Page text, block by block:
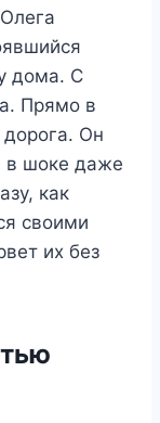
дома. С
Прямо в
Он
в шоке даже
как
своими
их без